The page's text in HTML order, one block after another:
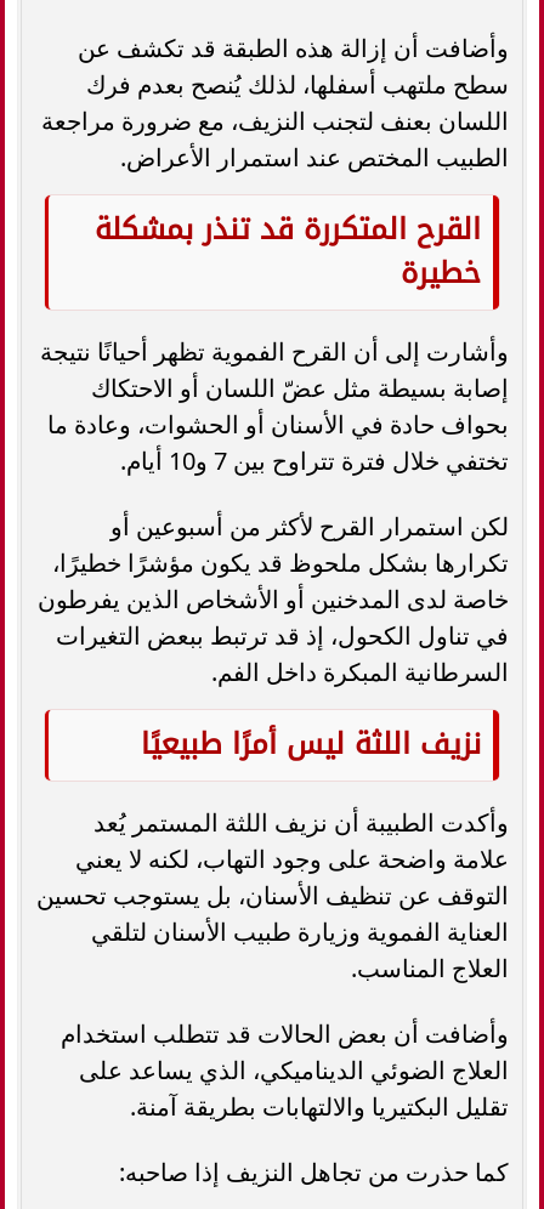
وأضافت أن إزالة هذه الطبقة قد تكشف عن
سطح ملتهب أسفلها، لذلك يُنصح بعدم فرك
اللسان بعنف لتجنب النزيف، مع ضرورة مراجعة
الطبيب المختص عند استمرار الأعراض.
القرح المتكررة قد تنذر بمشكلة
خطيرة
وأشارت إلى أن القرح الفموية تظهر أحيانًا نتيجة
إصابة بسيطة مثل عضّ اللسان أو الاحتكاك
بحواف حادة في الأسنان أو الحشوات، وعادة ما
تختفي خلال فترة تتراوح بين 7 و10 أيام.
لكن استمرار القرح لأكثر من أسبوعين أو
تكرارها بشكل ملحوظ قد يكون مؤشرًا خطيرًا،
خاصة لدى المدخنين أو الأشخاص الذين يفرطون
في تناول الكحول، إذ قد ترتبط ببعض التغيرات
السرطانية المبكرة داخل الفم.
نزيف اللثة ليس أمرًا طبيعيًا
وأكدت الطبيبة أن نزيف اللثة المستمر يُعد
علامة واضحة على وجود التهاب، لكنه لا يعني
التوقف عن تنظيف الأسنان، بل يستوجب تحسين
العناية الفموية وزيارة طبيب الأسنان لتلقي
العلاج المناسب.
وأضافت أن بعض الحالات قد تتطلب استخدام
العلاج الضوئي الديناميكي، الذي يساعد على
تقليل البكتيريا والالتهابات بطريقة آمنة.
كما حذرت من تجاهل النزيف إذا صاحبه: